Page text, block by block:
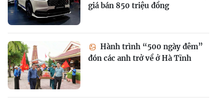
giá bán 850 triệu đồng
Hành trình “500 ngày đêm”
đón các anh trở về ở Hà Tĩnh